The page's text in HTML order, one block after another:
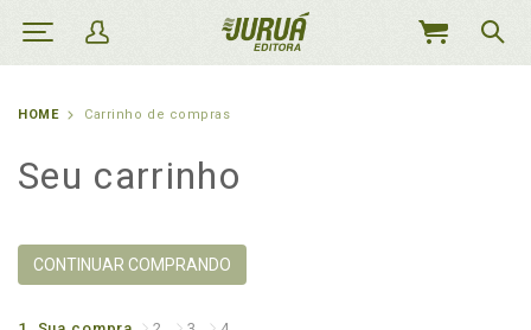
MEU
HOME Carrinho de compras
Seu carrinho
CONTINUAR COMPRANDO